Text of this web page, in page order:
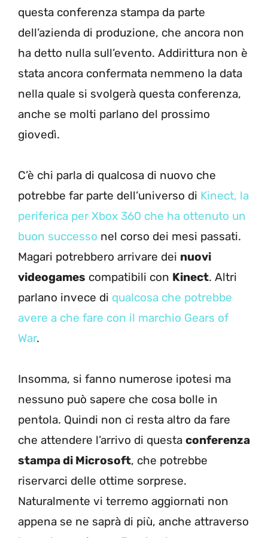
questa conferenza stampa da parte
dell’azienda di produzione, che ancora non
ha detto nulla sull’evento. Addirittura non è
stata ancora confermata nemmeno la data
nella quale si svolgerà questa conferenza,
anche se molti parlano del prossimo
giovedì.
C’è chi parla di qualcosa di nuovo che
potrebbe far parte dell’universo di Kinect, la
periferica per Xbox 360 che ha ottenuto un
buon successo nel corso dei mesi passati.
Magari potrebbero arrivare dei nuovi
videogames compatibili con Kinect. Altri
parlano invece di qualcosa che potrebbe
avere a che fare con il marchio Gears of
War.
Insomma, si fanno numerose ipotesi ma
nessuno può sapere che cosa bolle in
pentola. Quindi non ci resta altro da fare
che attendere l’arrivo di questa conferenza
stampa di Microsoft, che potrebbe
riservarci delle ottime sorprese.
Naturalmente vi terremo aggiornati non
appena se ne saprà di più, anche attraverso